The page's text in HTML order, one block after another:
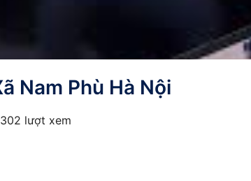
Nam Phù Hà Nội
302 lượt xem